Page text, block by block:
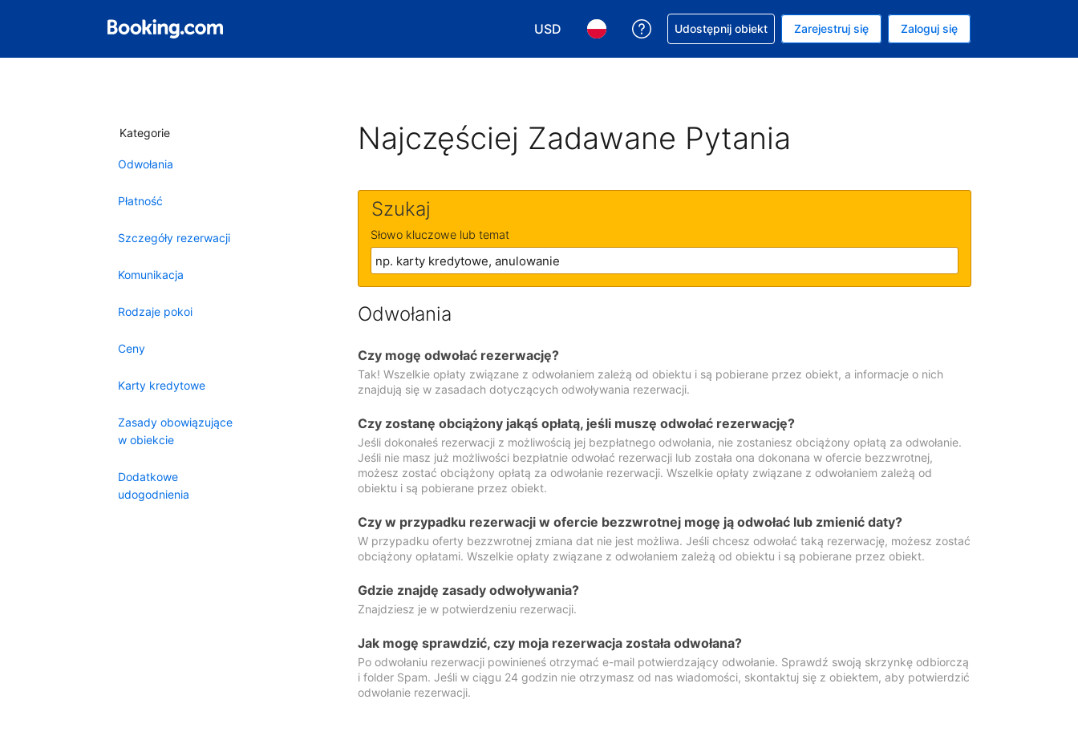
USD
Wybierz walutę. Wybrana waluta to Dolar amerykański
Wybierz język. Wybrany język to Polski
Uzyskaj pomoc w sprawie rezerwacji
Udostępnij obiekt Zarejestruj się Zaloguj się
Kategorie
Odwołania
Płatność
Szczegóły rezerwacji
Komunikacja
Rodzaje pokoi
Ceny
Karty kredytowe
Zasady obowiązujące
w obiekcie
Dodatkowe
udogodnienia
Najczęściej Zadawane Pytania
Szukaj
Słowo kluczowe lub temat
Odwołania
Czy mogę odwołać rezerwację?
Tak! Wszelkie opłaty związane z odwołaniem zależą od obiektu i są pobierane przez obiekt, a informacje o nich
znajdują się w zasadach dotyczących odwoływania rezerwacji.
Czy zostanę obciążony jakąś opłatą, jeśli muszę odwołać rezerwację?
Jeśli dokonałeś rezerwacji z możliwością jej bezpłatnego odwołania, nie zostaniesz obciążony opłatą za odwołanie.
Jeśli nie masz już możliwości bezpłatnie odwołać rezerwacji lub została ona dokonana w ofercie bezzwrotnej,
możesz zostać obciążony opłatą za odwołanie rezerwacji. Wszelkie opłaty związane z odwołaniem zależą od
obiektu i są pobierane przez obiekt.
Czy w przypadku rezerwacji w ofercie bezzwrotnej mogę ją odwołać lub zmienić daty?
W przypadku oferty bezzwrotnej zmiana dat nie jest możliwa. Jeśli chcesz odwołać taką rezerwację, możesz zostać
obciążony opłatami. Wszelkie opłaty związane z odwołaniem zależą od obiektu i są pobierane przez obiekt.
Gdzie znajdę zasady odwoływania?
Znajdziesz je w potwierdzeniu rezerwacji.
Jak mogę sprawdzić, czy moja rezerwacja została odwołana?
Po odwołaniu rezerwacji powinieneś otrzymać e-mail potwierdzający odwołanie. Sprawdź swoją skrzynkę odbiorczą
i folder Spam. Jeśli w ciągu 24 godzin nie otrzymasz od nas wiadomości, skontaktuj się z obiektem, aby potwierdzić
odwołanie rezerwacji.